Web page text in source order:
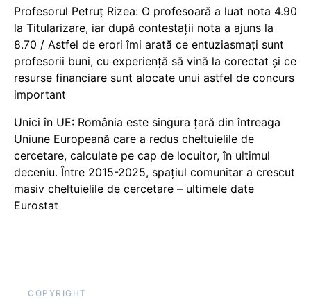
Profesorul Petruț Rizea: O profesoară a luat nota 4.90
la Titularizare, iar după contestații nota a ajuns la
8.70 / Astfel de erori îmi arată ce entuziasmați sunt
profesorii buni, cu experiență să vină la corectat și ce
resurse financiare sunt alocate unui astfel de concurs
important
Unici în UE: România este singura țară din întreaga
Uniune Europeană care a redus cheltuielile de
cercetare, calculate pe cap de locuitor, în ultimul
deceniu. Între 2015-2025, spațiul comunitar a crescut
masiv cheltuielile de cercetare – ultimele date
Eurostat
COPYRIGHT